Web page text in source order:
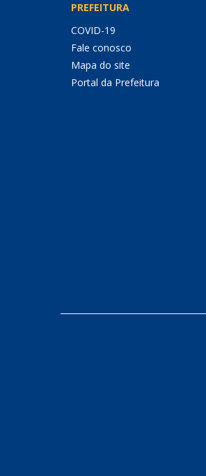
PREFEITURA
COVID-19
Fale conosco
Mapa do site
Portal da Prefeitura